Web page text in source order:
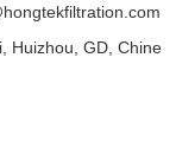
Huizhou, GD, Chine